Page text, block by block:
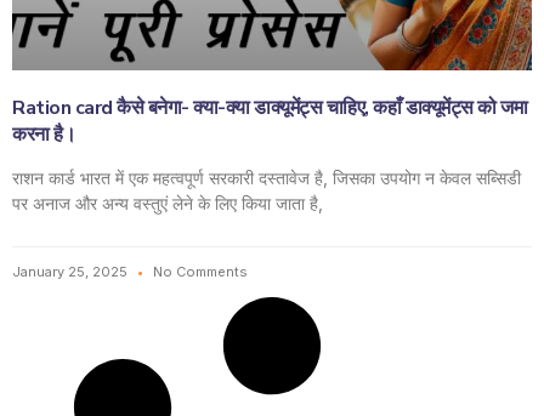
Ration card कैसे बनेगा- क्या-क्या डाक्यूमेंट्स चाहिए, कहाँ डाक्यूमेंट्स को जमा
करना है।
राशन कार्ड भारत में एक महत्वपूर्ण सरकारी दस्तावेज है, जिसका उपयोग न केवल सब्सिडी
पर अनाज और अन्य वस्तुएं लेने के लिए किया जाता है,
January 25, 2025 No Comments